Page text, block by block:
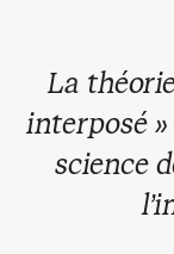
La
interposé »
science